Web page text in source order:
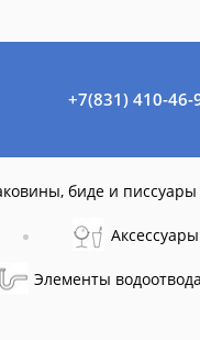
+7(831) 410-46-
биде и писсуары
Аксессуары
Элементы водоотвода